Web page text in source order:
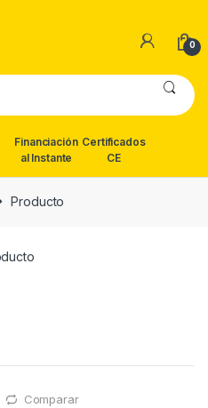
0
Financiación
al Instante
Certificados
CE
Producto
Comparar